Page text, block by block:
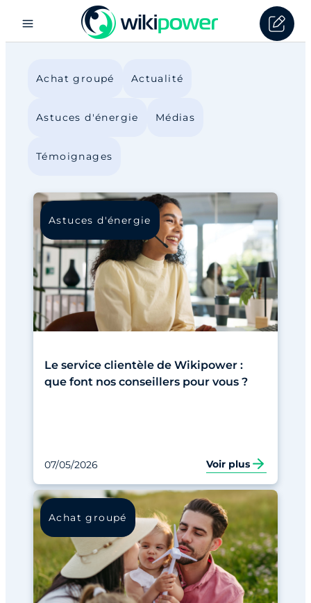
Achat groupé Actualité
Astuces d'énergie Médias
Témoignages
Astuces d'énergie
Le service clientèle de Wikipower :
que font nos conseillers pour vous ?
07/05/2026 Voir plus
Achat groupé